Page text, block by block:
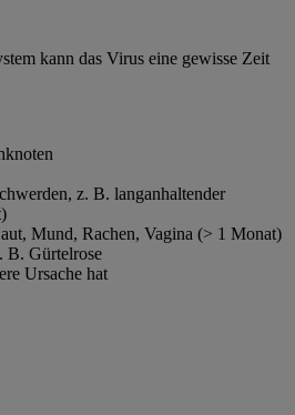
kann das Virus eine gewisse Zeit
z. B. langanhaltender
Mund, Rachen, Vagina (> 1 Monat)
B. Gürtelrose
Ursache hat